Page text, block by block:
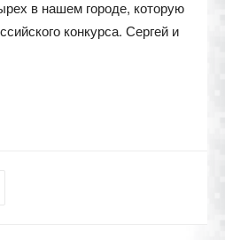
в нашем городе, которую
конкурса. Сергей и